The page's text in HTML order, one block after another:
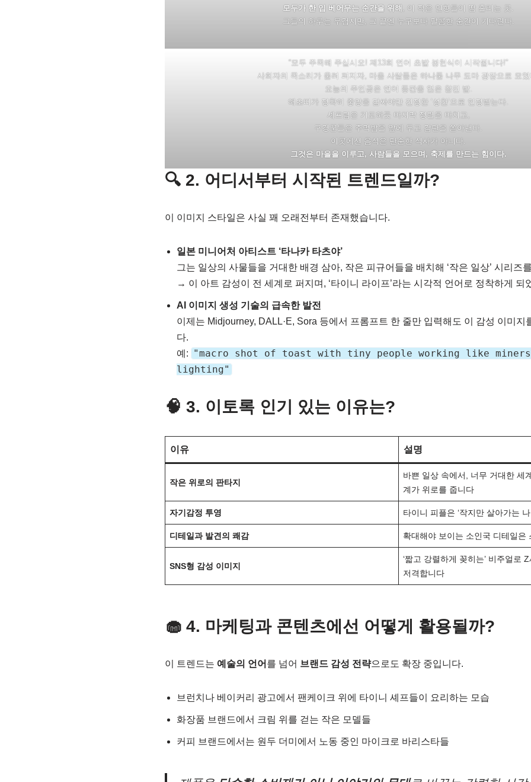
모두가 한 입 베어무는 순간을 위해
, 이 작은 인형들이 땀 흘리는 곳.
그들의 하루는 무겁지만, 그 끝엔 누구보다 달콤한 순간이 기다린다.
“모두 주목해 주십시오! 제13회 연어 초밥 봉헌식이 시작됩니다!”
사회자의 목소리가 울려 퍼지자, 마을 사람들은 하나둘 나무 도마 광장으로 모
오늘의 주인공은 연어 등판을 얹은 찰진 밥.
해초띠가 정확히 중앙을 감싸야만 진정한 ‘성찬’으로 인정받는다.
셰프팀은 기도하듯 마지막 정렬을 마치고,
구경꾼들은 주먹밥을 앞에 두고 감탄을 쏟아낸다.
이곳에선 음식은 단순한 식사가 아니다.
그것은 마을을 이루고, 사람들을 모으며, 축제를 만드는 힘이다.
🔍 2. 어디서부터 시작된 트렌드일까?
이 이미지 스타일은 사실 꽤 오래전부터 존재했습니다.
일본 미니어처 아티스트 ‘타나카 타츠야’
그는 일상의 사물들을 거대한 배경 삼아, 작은 피규어들을 배치해 ‘작은 일상’ 시리즈
→ 이 아트 감성이 전 세계로 퍼지며, ‘타이니 라이프’라는 시각적 언어로 정착하게 되
AI 이미지 생성 기술의 급속한 발전
이제는 Midjourney, DALL·E, Sora 등에서 프롬프트 한 줄만 입력해도 이 감성 이미지
다.
예:
"macro shot of toast with tiny people working like
lighting"
🧠 3. 이토록 인기 있는 이유는?
이유 설명
작은 위로의 판타지
바쁜 일상 속에서, 너무 거대한 세
계가 위로를 줍니다
자기감정 투영 타이니 피플은 ‘작지만 살아가는
디테일과 발견의 쾌감 확대해야 보이는 소인국 디테일은
SNS형 감성 이미지
‘짧고 강렬하게 꽂히는’ 비주얼로
저격합니다
🧁 4. 마케팅과 콘텐츠에선 어떻게 활용될까?
이 트렌드는 예술의 언어 를 넘어 브랜드 감성 전략으로도 확장 중입니다.
브런치나 베이커리 광고에서 팬케이크 위에 타이니 셰프들이 요리하는 모습
화장품 브랜드에서 크림 위를 걷는 작은 모델들
커피 브랜드에서는 원두 더미에서 노동 중인 마이크로 바리스타들